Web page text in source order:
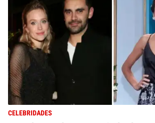
CELEBRIDADES